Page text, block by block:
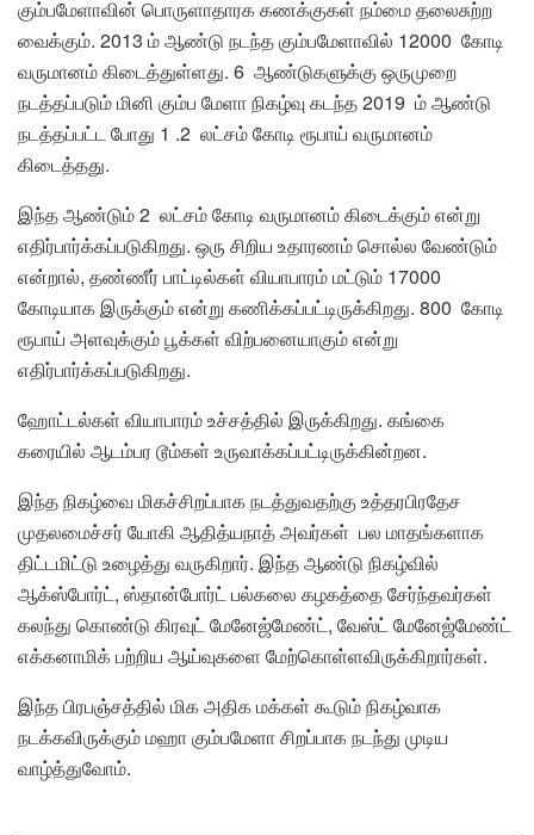
கும்பமேளாவின் பொருளாதாரக கணக்குகள் நம்மை தலைசுற்ற
வைக்கும். 2013 ம் ஆண்டு நடந்த கும்பமேளாவில் 12000 கோடி
வருமானம் கிடைத்துள்ளது. 6 ஆண்டுகளுக்கு ஒருமுறை
நடத்தப்படும் மினி கும்ப மேளா நிகழ்வு கடந்த 2019 ம் ஆண்டு
நடத்தப்பட்ட போது 1 .2 லட்சம் கோடி ரூபாய் வருமானம்
கிடைத்தது.
இந்த ஆண்டும் 2 லட்சம் கோடி வருமானம் கிடைக்கும் என்று
எதிர்பார்க்கப்படுகிறது. ஒரு சிறிய உதாரணம் சொல்ல வேண்டும்
என்றால், தண்ணீர் பாட்டில்கள் வியாபாரம் மட்டும் 17000
கோடியாக இருக்கும் என்று கணிக்கப்பட்டிருக்கிறது. 800 கோடி
ரூபாய் அளவுக்கும் பூக்கள் விற்பனையாகும் என்று
எதிர்பார்க்கப்படுகிறது.
ஹோட்டல்கள் வியாபாரம் உச்சத்தில் இருக்கிறது. கங்கை
கரையில் ஆடம்பர டூம்கள் உருவாக்கப்பட்டிருக்கின்றன.
இந்த நிகழ்வை மிகச்சிறப்பாக நடத்துவதற்கு உத்தரபிரதேச
முதலமைச்சர் யோகி ஆதித்யநாத் அவர்கள் பல மாதங்களாக
திட்டமிட்டு உழைத்து வருகிறார். இந்த ஆண்டு நிகழ்வில்
ஆக்ஸ்போர்ட், ஸ்தான்போர்ட் பல்கலை கழகத்தை சேர்ந்தவர்கள்
கலந்து கொண்டு கிரவுட் மேனேஜ்மேண்ட், வேஸ்ட் மேனேஜ்மேண்ட்
எக்கனாமிக் பற்றிய ஆய்வுகளை மேற்கொள்ளவிருக்கிறார்கள்.
இந்த பிரபஞ்சத்தில் மிக அதிக மக்கள் கூடும் நிகழ்வாக
நடக்கவிருக்கும் மஹா கும்பமேளா சிறப்பாக நடந்து முடிய
வாழ்த்துவோம்.